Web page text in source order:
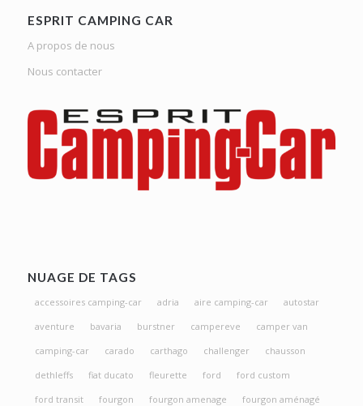
ESPRIT CAMPING CAR
A propos de nous
Nous contacter
NUAGE DE TAGS
accessoires camping-car adria aire camping-car
autostar
aventure
bavaria burstner campereve
camper van
camping-car
carado carthago challenger
chausson
dethleffs
fiat ducato fleurette ford
ford custom
ford transit
fourgon fourgon amenage
fourgon aménagé